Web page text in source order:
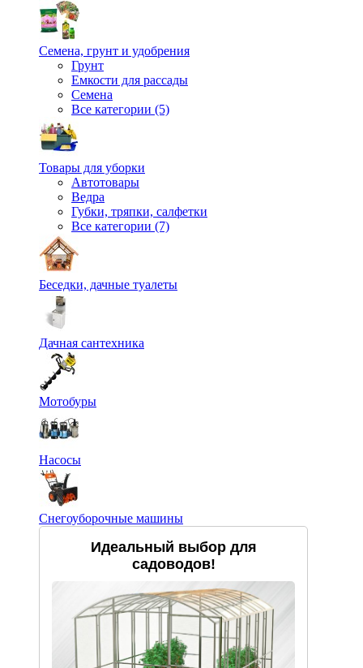
Семена, грунт и удобрения
Грунт
Емкости для рассады
Семена
Все категории (5)
Товары для уборки
Автотовары
Ведра
Губки, тряпки, салфетки
Все категории (7)
Беседки, дачные туалеты
Дачная сантехника
Мотобуры
Насосы
Снегоуборочные машины
Идеальный выбор для
садоводов!